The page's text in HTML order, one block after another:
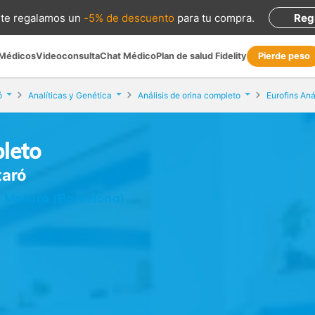
regalamos un -5% de descuento para tu compra.
VideoconsultaChat MédicoPlan de salud Fidelity Pierde peso
Analíticas y Genética Análisis de orina completo Eurofins